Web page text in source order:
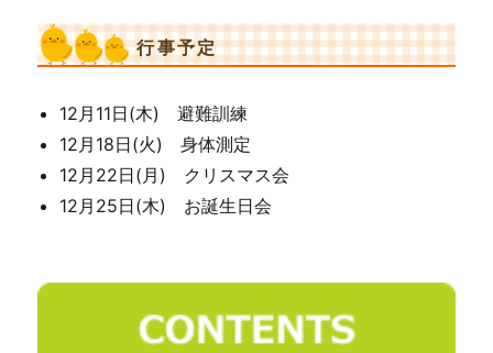
行事予定
12月11日(木) 避難訓練
12月18日(火) 身体測定
12月22日(月) クリスマス会
12月25日(木) お誕生日会